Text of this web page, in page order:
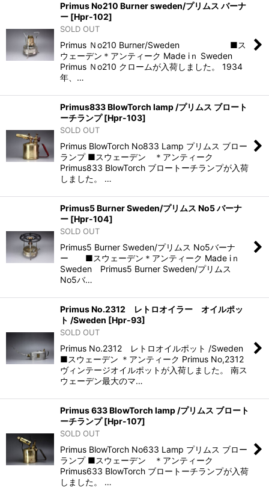
Primus No210 Burner sweden/プリムス バーナ
ー [Hpr-102]
SOLD OUT
Primus Ｎo210 Burner/Sweden ■ス
ウェーデン＊アンティーク Made iｎ Sweden
Primus Ｎo210 クロームが入荷しました。 1934
年、…
Primus833 BlowTorch lamp /プリムス ブロート
ーチランプ [Hpr-103]
SOLD OUT
Primus BlowTorch No833 Lamp プリムス ブロー
ランプ ■スウェーデン ＊アンティーク
Primus833 BlowTorch ブロートーチランプが入荷
しました。 …
Primus5 Burner Sweden/プリムス No5 バーナ
ー [Hpr-104]
SOLD OUT
Primus5 Burner Sweden/プリムス No5バーナ
ー ■スウェーデン＊アンティーク Made iｎ
Sweden Primus5 Burner Sweden/プリムス
No5バ…
Primus No.2312 レトロオイラー オイルポッ
ト /Sweden [Hpr-93]
SOLD OUT
Primus No.2312 レトロオイルポット /Sweden
■スウェーデン ＊アンティーク Primus No,2312
ヴィンテージオイルポットが入荷しました。 南ス
ウェーデン最大のマ…
Primus 633 BlowTorch lamp /プリムス ブロート
ーチランプ [Hpr-107]
SOLD OUT
Primus BlowTorch No633 Lamp プリムス ブロー
ランプ ■スウェーデン ＊アンティーク
Primus633 BlowTorch ブロートーチランプが入荷
しました。 …